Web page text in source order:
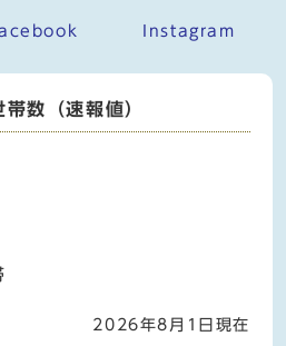
Instagram
帯数（速報値）
2026年8月1日現在